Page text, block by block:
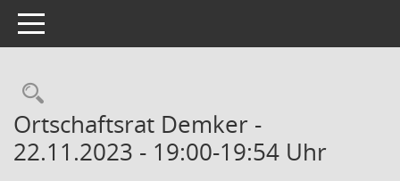
Toggle navigation
Rechercheauswahl
Ortschaftsrat Demker -
22.11.2023 - 19:00-19:54 Uhr